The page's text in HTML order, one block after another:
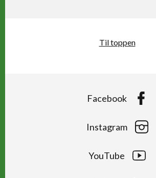
Til toppen
Facebook
Instagram
YouTube